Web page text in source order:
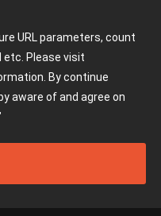
URL parameters, count
etc. Please visit
By continue
aware of and agree on